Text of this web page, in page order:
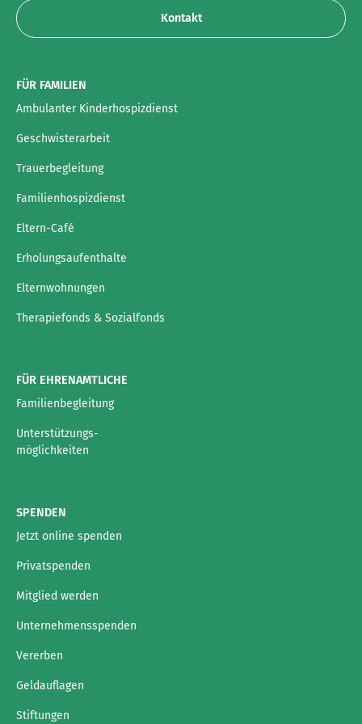
Kontakt
FÜR FAMILIEN
Ambulanter Kinderhospizdienst
Geschwisterarbeit
Trauerbegleitung
Familienhospizdienst
Eltern-Café
Erholungsaufenthalte
Elternwohnungen
Therapiefonds & Sozialfonds
FÜR EHRENAMTLICHE
Familienbegleitung
Unterstützungs-
möglichkeiten
SPENDEN
Jetzt online spenden
Privatspenden
Mitglied werden
Unternehmensspenden
Vererben
Geldauflagen
Stiftungen